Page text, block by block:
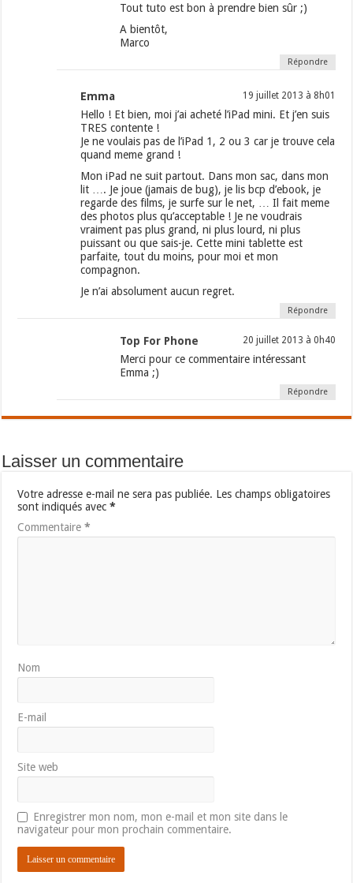
Tout tuto est bon à prendre bien sûr ;)
A bientôt,
Marco
Répondre
Emma 19 juillet 2013 à 8h01
Hello ! Et bien, moi j’ai acheté l’iPad mini. Et j’en suis
TRES contente !
Je ne voulais pas de l’iPad 1, 2 ou 3 car je trouve cela
quand meme grand !
Mon iPad ne suit partout. Dans mon sac, dans mon
lit …. Je joue (jamais de bug), je lis bcp d’ebook, je
regarde des films, je surfe sur le net, … Il fait meme
des photos plus qu’acceptable ! Je ne voudrais
vraiment pas plus grand, ni plus lourd, ni plus
puissant ou que sais-je. Cette mini tablette est
parfaite, tout du moins, pour moi et mon
compagnon.
Je n’ai absolument aucun regret.
Répondre
Top For Phone 20 juillet 2013 à 0h40
Merci pour ce commentaire intéressant
Emma ;)
Répondre
Laisser un commentaire
Votre adresse e-mail ne sera pas publiée. Les champs obligatoires
sont indiqués avec*
Commentaire*
Nom
E-mail
Site web
Enregistrer mon nom, mon e-mail et mon site dans le
navigateur pour mon prochain commentaire.